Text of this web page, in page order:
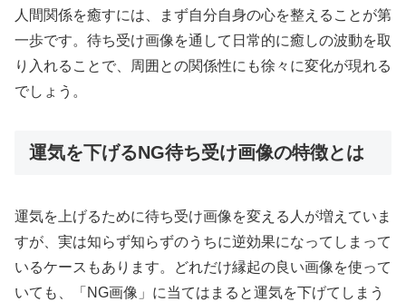
人間関係を癒すには、まず自分自身の心を整えることが第
一歩です。待ち受け画像を通して日常的に癒しの波動を取
り入れることで、周囲との関係性にも徐々に変化が現れる
でしょう。
運気を下げるNG待ち受け画像の特徴とは
運気を上げるために待ち受け画像を変える人が増えていま
すが、実は知らず知らずのうちに逆効果になってしまって
いるケースもあります。どれだけ縁起の良い画像を使って
いても、「NG画像」に当てはまると運気を下げてしまう